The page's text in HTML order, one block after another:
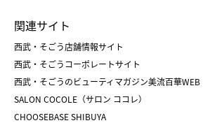
父の日
クリスマスケーキ
ホワイトデー
菓子折り
和菓子
人気のギフト
バレンタイン
ホワイトデー
おせち
関連サイト
西武・そごう店舗情報サイト
西武・そごうコーポレートサイト
西武・そごうのビューティマガジン美流百華WEB
SALON COCOLE（サロン ココレ）
CHOOSEBASE SHIBUYA